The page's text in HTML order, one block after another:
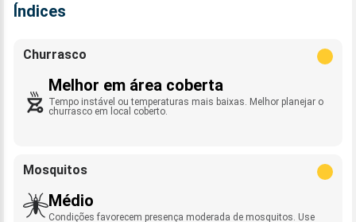
Índices
Churrasco
Melhor em área coberta
Tempo instável ou temperaturas mais baixas. Melhor planejar o
churrasco em local coberto.
Mosquitos
Médio
Condições favorecem presença moderada de mosquitos. Use